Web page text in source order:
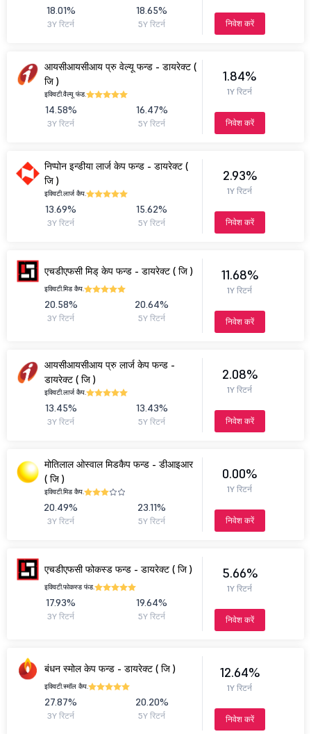
18.01%
3Y रिटर्न
18.65%
5Y रिटर्न निवेश करें
आयसीआयसीआय प्रु वेल्यू फन्ड - डायरेक्ट (
जि )
इक्विटी.वैल्यू फंड.
14.58%
3Y रिटर्न
16.47%
5Y रिटर्न
1.84%
1Y रिटर्न
निवेश करें
निप्पोन इन्डीया लार्ज केप फन्ड - डायरेक्ट (
जि )
इक्विटी.लार्ज कैप.
13.69%
3Y रिटर्न
15.62%
5Y रिटर्न
2.93%
1Y रिटर्न
निवेश करें
एचडीएफसी मिड् केप फन्ड - डायरेक्ट ( जि )
इक्विटी.मिड कैप.
20.58%
3Y रिटर्न
20.64%
5Y रिटर्न
11.68%
1Y रिटर्न
निवेश करें
आयसीआयसीआय प्रु लार्ज केप फन्ड -
डायरेक्ट ( जि )
इक्विटी.लार्ज कैप.
13.45%
3Y रिटर्न
13.43%
5Y रिटर्न
2.08%
1Y रिटर्न
निवेश करें
मोतिलाल ओस्वाल मिडकैप फन्ड - डीआइआर
( जि )
इक्विटी.मिड कैप.
20.49%
3Y रिटर्न
23.11%
5Y रिटर्न
0.00%
1Y रिटर्न
निवेश करें
एचडीएफसी फोकस्ड फन्ड - डायरेक्ट ( जि )
इक्विटी.फोकस्ड फंड.
17.93%
3Y रिटर्न
19.64%
5Y रिटर्न
5.66%
1Y रिटर्न
निवेश करें
बंधन स्मोल केप फन्ड - डायरेक्ट ( जि )
इक्विटी.स्मॉल कैप.
27.87%
3Y रिटर्न
20.20%
5Y रिटर्न
12.64%
1Y रिटर्न
निवेश करें